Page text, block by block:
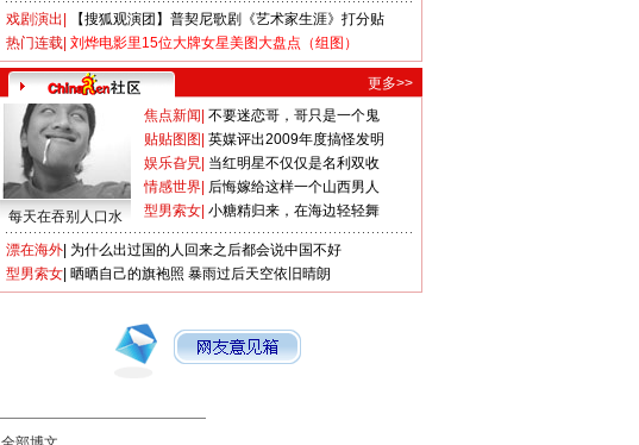
戏剧演出
【搜狐观演团】普契尼歌剧《艺术家生涯》打分贴
热门连载 刘烨电影里15位大牌女星美图大盘点（组图）
更多>>
每天在吞别人口水
焦点新闻 不要迷恋哥，哥只是一个鬼
贴贴图图 英媒评出2009年度搞怪发明
娱乐旮旯 当红明星不仅仅是名利双收
情感世界 后悔嫁给这样一个山西男人
型男索女 小糖精归来，在海边轻轻舞
漂在海外 为什么出过国的人回来之后都会说中国不好
型男索女 晒晒自己的旗袍照 暴雨过后天空依旧晴朗